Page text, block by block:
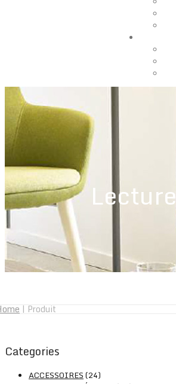
Lecture
| Produit
Categories
ACCESSOIRES(24)